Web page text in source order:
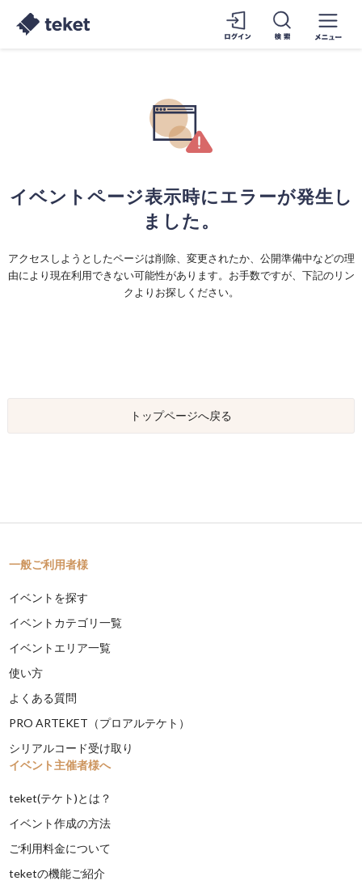
イベントページ表示時にエラーが発生し
ました。
アクセスしようとしたページは削除、変更されたか、公開準備中などの理
由により現在利用できない可能性があります。お手数ですが、下記のリン
クよりお探しください。
トップページへ戻る
一般ご利用者様
イベントを探す
イベントカテゴリ一覧
イベントエリア一覧
使い方
よくある質問
PRO ARTEKET（プロアルテケト）
シリアルコード受け取り
イベント主催者様へ
teket(テケト)とは？
イベント作成の方法
ご利用料金について
teketの機能ご紹介